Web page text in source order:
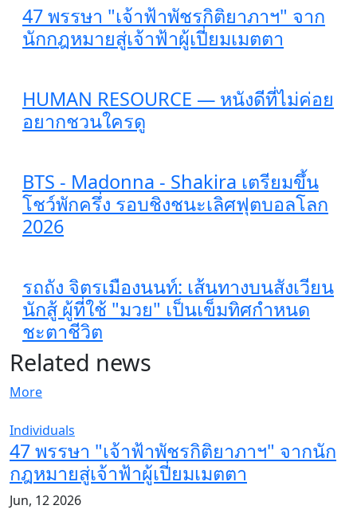
47 พรรษา "เจ้าฟ้าพัชรกิติยาภาฯ" จาก
นักกฎหมายสู่เจ้าฟ้าผู้เปี่ยมเมตตา
HUMAN RESOURCE — หนังดีที่ไม่ค่อย
อยากชวนใครดู
BTS - Madonna - Shakira เตรียมขึ้น
โชว์พักครึ่ง รอบชิงชนะเลิศฟุตบอลโลก
2026
รถถัง จิตรเมืองนนท์: เส้นทางบนสังเวียน
นักสู้ ผู้ที่ใช้ "มวย" เป็นเข็มทิศกำหนด
ชะตาชีวิต
Related news
More
Individuals
47 พรรษา "เจ้าฟ้าพัชรกิติยาภาฯ" จากนัก
กฎหมายสู่เจ้าฟ้าผู้เปี่ยมเมตตา
Jun, 12 2026